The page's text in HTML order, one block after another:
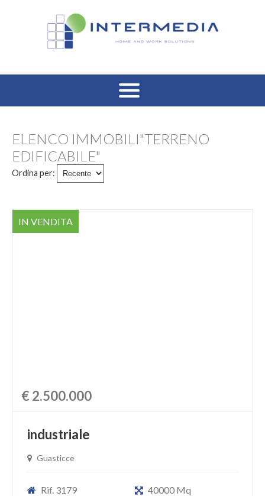
VENDITA RESIDENZIALE
AFFITTO RESIDENZIALE
VENDITA COMMERCIALE
AFFITTO COMMERCIALE
ELENCO IMMOBILI"TERRENO
EDIFICABILE"
Ordina per:
IN VENDITA
€ 2.500.000
industriale
Guasticce
Rif. 3179
40000 Mq